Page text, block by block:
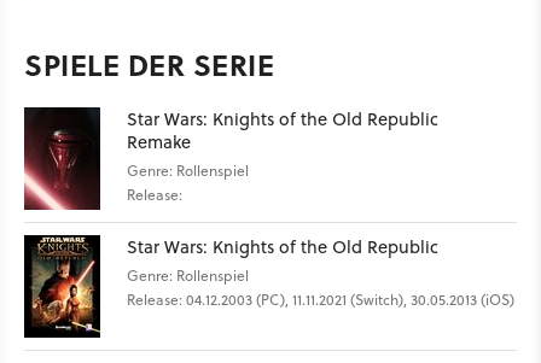
SPIELE DER SERIE
Star Wars: Knights of the Old Republic
Remake
Genre: Rollenspiel
Release:
Star Wars: Knights of the Old Republic
Genre: Rollenspiel
Release: 04.12.2003 (PC), 11.11.2021 (Switch), 30.05.2013 (iOS)